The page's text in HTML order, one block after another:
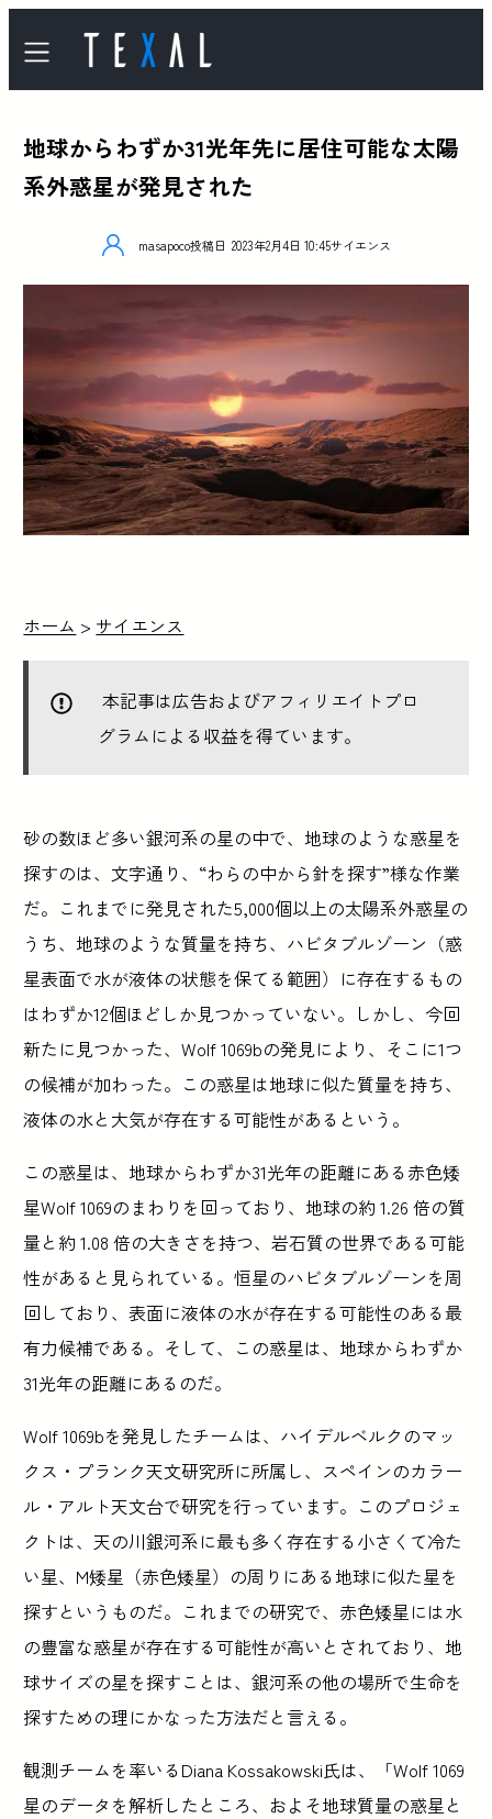
地球からわずか31光年先に居住可能な太陽
系外惑星が発見された
masapoco投稿日 2023年2月4日 10:45サイエンス
ホーム > サイエンス
本記事は広告およびアフィリエイトプロ
グラムによる収益を得ています。
砂の数ほど多い銀河系の星の中で、地球のような惑星を
探すのは、文字通り、“わらの中から針を探す”様な作業
だ。これまでに発見された5,000個以上の太陽系外惑星の
うち、地球のような質量を持ち、ハビタブルゾーン（惑
星表面で水が液体の状態を保てる範囲）に存在するもの
はわずか12個ほどしか見つかっていない。しかし、今回
新たに見つかった、Wolf 1069bの発見により、そこに1つ
の候補が加わった。この惑星は地球に似た質量を持ち、
液体の水と大気が存在する可能性があるという。
この惑星は、地球からわずか31光年の距離にある赤色矮
星Wolf 1069のまわりを回っており、地球の約 1.26 倍の質
量と約 1.08 倍の大きさを持つ、岩石質の世界である可能
性があると見られている。恒星のハビタブルゾーンを周
回しており、表面に液体の水が存在する可能性のある最
有力候補である。そして、この惑星は、地球からわずか
31光年の距離にあるのだ。
Wolf 1069bを発見したチームは、ハイデルベルクのマッ
クス・プランク天文研究所に所属し、スペインのカラー
ル・アルト天文台で研究を行っています。このプロジェ
クトは、天の川銀河系に最も多く存在する小さくて冷た
い星、M矮星（赤色矮星）の周りにある地球に似た星を
探すというものだ。これまでの研究で、赤色矮星には水
の豊富な惑星が存在する可能性が高いとされており、地
球サイズの星を探すことは、銀河系の他の場所で生命を
探すための理にかなった方法だと言える。
観測チームを率いるDiana Kossakowski氏は、「Wolf 1069
星のデータを解析したところ、およそ地球質量の惑星と